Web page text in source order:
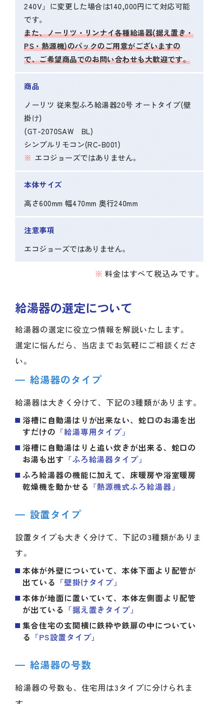
240V」に変更した場合は140,000円にて対応可能
です。
また、ノーリツ・リンナイ各種給湯器(据え置き・
PS・熱源機)のパックのご用意がございますの
で、ご希望商品でのお問い合わせも大歓迎です。
商品
ノーリツ 従来型ふろ給湯器20号 オートタイプ(壁
掛け)
(GT-2070SAW BL)
シンプルリモコン(RC-B001)
エコジョーズではありません。
本体サイズ
高さ600mm 幅470mm 奥行240mm
注意事項
エコジョーズではありません。
料金はすべて税込みです。
給湯器の選定について
給湯器の選定に役立つ情報を解説いたします。
選定に悩んだら、当店までお気軽にご相談くださ
い。
給湯器のタイプ
給湯器は大きく分けて、下記の3種類があります。
浴槽に自動湯はりが出来ない、蛇口のお湯を出
すだけの 「給湯専用タイプ」
浴槽に自動湯はりと追い炊きが出来る、蛇口の
お湯も出す 「ふろ給湯器タイプ」
ふろ給湯器の機能に加えて、床暖房や浴室暖房
乾燥機を動かせる 「熱源機式ふろ給湯器」
設置タイプ
設置タイプも大きく分けて、下記の3種類がありま
す。
本体が外壁についていて、本体下面より配管が
出ている 「壁掛けタイプ」
本体が地面に置いていて、本体左側面より配管
が出ている 「据え置きタイプ」
集合住宅の玄関横に鉄枠や鉄扉の中についてい
る 「PS設置タイプ」
給湯器の号数
給湯器の号数も、住宅用は3タイプに分けられま